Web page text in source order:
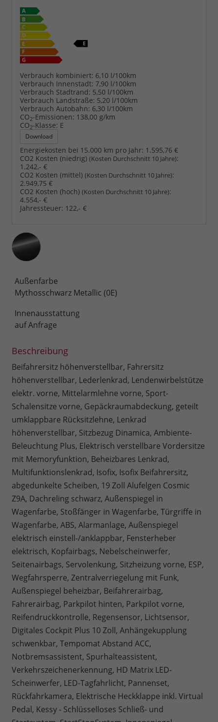
Verbrauch kombiniert: 6,10 l/100km
Verbrauch Innenstadt: 7,90 l/100km
Verbrauch Stadtrand: 5,50 l/100km
Verbrauch Landstraße: 5,20 l/100km
Verbrauch Autobahn: 6,30 l/100km
CO2-Emissionen: 138,00 g/km
CO2-Klasse: E
Download
Energiekosten bei 15.000 km pro Jahr: 1.595,76 €
CO2 Kosten (niedrig) (Kosten Durchschnitt 10 Jahre):
1.242,- €
CO2 Kosten (mittel) (Kosten Durchschnitt 10 Jahre):
2.949,75 €
CO2 Kosten (hoch) (Kosten Durchschnitt 10 Jahre):
4.554,- €
Jahressteuer: 122,- €
Außenfarbe
Mythosschwarz Metallic (0E)
Innenausstattung
auf Anfrage
Beschreibung
Beifahrersitz höhenverstellbar, Fahrersitz
höhenverstellbar, Lederlenkrad, Lendenwirbelstütze
elektr. vorne, Mittelarmlehne vorne, Sport-
Schalensitze vorne, Gepäckraumabdeckung, geteilt
umklappbare Rücksitzlehne, Lenkrad
höhenverstellbar, Sitzbezug Dinamica, Ambiente-
Beleuchtung Plus, Elektrisch verstellbare Vordersitze
mit Memoryfunktion, Beheizbares Lenkrad,
Multifunktionslenkrad, Isofix, Isofix Beifahrersitz,
abgedunkelte Scheiben, 19 Zoll Alufelgen Cosmic
Z9A, Dachreling schwarz, Außenspiegel in
Wagenfarbe, Stoßfänger in Wagenfarbe, Türgriffe in
Wagenfarbe, ABS, Alarmanlage, Außenspiegel
elektrisch einstell-/anklappbar, Fensterheber
elektrisch, Kopfairbags, Nebelscheinwerfer,
Seitenairbags, Servolenkung, Sitzheizung vorne, ESP,
Wegfahrsperre, Zentralverriegelung mit Funk,
Außenspiegel beheizbar, Beifahrerairbag,
Fahrerairbag, Parkpilot hinten, Parkpilot vorne,
Reifendruckkontrolle, Regensensor, Lichtsensor,
Digitales Cockpit Plus 10 Zoll, Anhängekupplung
schwenkbar, Tempomat Abstand ACC,
Notbremsassistent, Spurhalteassistent,
Verkehrszeichenerkennung, HD Matrix LED-
Scheinwerfer, LED-Tagfahrlicht, Pannenset,
Rückfahrkamera, Elektrische Heckklappe inkl. Virtual
Pedal, Kessy - Schlüsselloses Schließ- und